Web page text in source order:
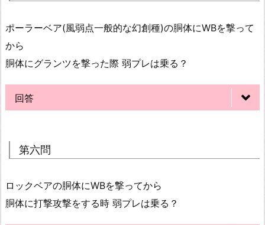
※画像間違えていたので差し替えました
ポーラーベア(風弱点一般的な幻創種)の胴体にWBを撃って
から
胴体にグランツを撃った際 弱プレは乗る？
回答
第六問
ロックベアの胴体にWBを撃ってから
胴体に打撃攻撃をする時 弱プレは乗る？